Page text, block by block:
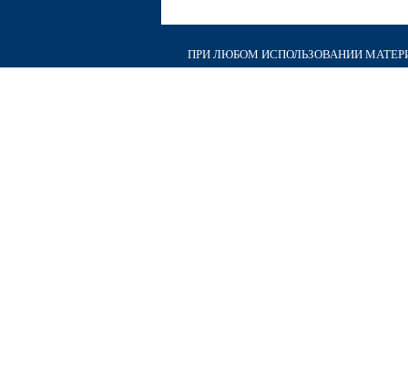
ПРИ ЛЮБОМ ИСПОЛЬЗОВАНИИ